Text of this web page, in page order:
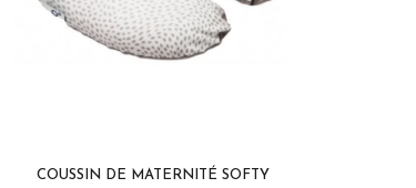
COUSSIN DE MATERNITÉ SOFTY